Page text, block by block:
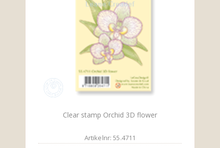
Clear stamp Orchid 3D flower
Artikelnr: 55.4711